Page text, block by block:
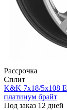
Рассрочка
Сплит
K&K 7x18/5x108
платинум брайт
Под заказ 12 дней